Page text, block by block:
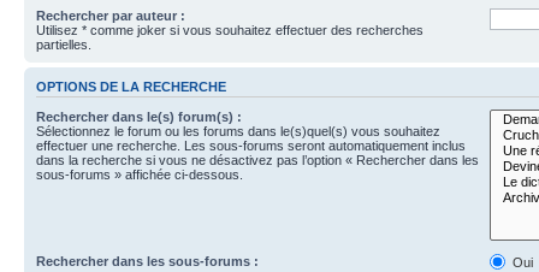
Rechercher par auteur :
Utilisez * comme joker si vous souhaitez effectuer des recherches
partielles.
OPTIONS DE LA RECHERCHE
Rechercher dans le(s) forum(s) :
Sélectionnez le forum ou les forums dans le(s)quel(s) vous souhaitez
effectuer une recherche. Les sous-forums seront automatiquement inclus
dans la recherche si vous ne désactivez pas l’option « Rechercher dans les
sous-forums » affichée ci-dessous.
Rechercher dans les sous-forums :
Oui